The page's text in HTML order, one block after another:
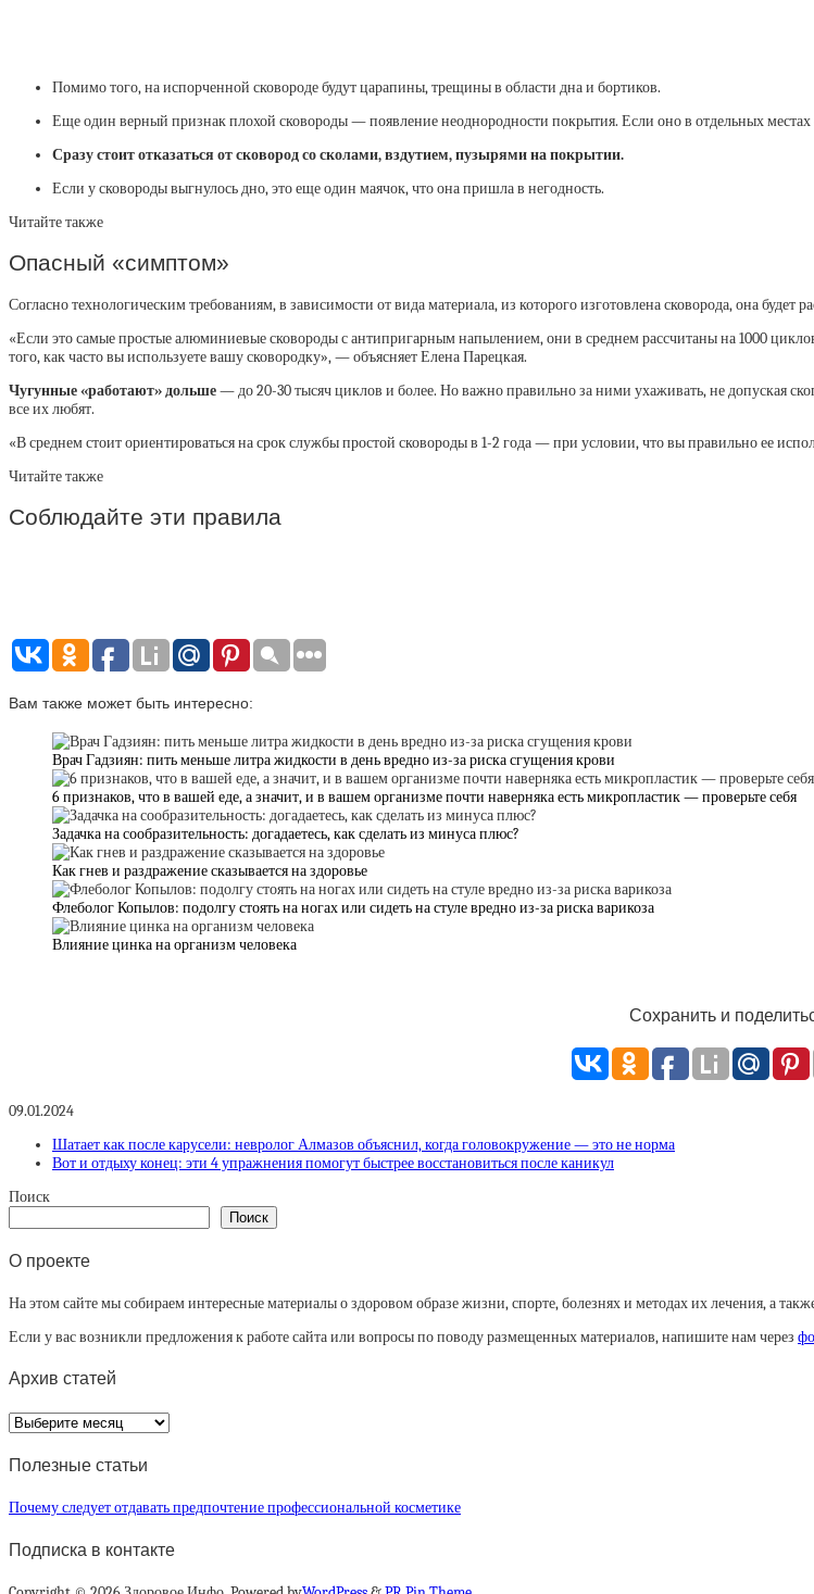
Помимо того, на испорченной сковороде будут царапины, трещины в области дна и бортиков.
Еще один верный признак плохой сковороды — появление неоднородности покрытия. Если оно в отдельных
Сразу стоит отказаться от сковород со сколами, вздутием, пузырями на покрытии.
Если у сковороды выгнулось дно, это еще один маячок, что она пришла в негодность.
Читайте также
Опасный «симптом»
Согласно технологическим требованиям, в зависимости от вида материала, из которого изготовлена сковорода, она
«Если это самые простые алюминиевые сковороды с антипригарным напылением, они в среднем рассчитаны на 1000
того, как часто вы используете вашу сковородку», — объясняет Елена Парецкая.
Чугунные «работают» дольше— до 20-30 тысяч циклов и более. Но важно правильно за ними ухаживать, не допуская
все их любят.
«В среднем стоит ориентироваться на срок службы простой сковороды в 1-2 года — при условии, что вы правильно ее
Читайте также
Соблюдайте эти правила
Вам также может быть интересно:
Врач Гадзиян: пить меньше литра жидкости в день вредно из-за риска сгущения крови
6 признаков, что в вашей еде, а значит, и в вашем организме почти наверняка есть микропластик — проверьте себя
Задачка на сообразительность: догадаетесь, как сделать из минуса плюс?
Как гнев и раздражение сказывается на здоровье
Флеболог Копылов: подолгу стоять на ногах или сидеть на стуле вредно из-за риска варикоза
Влияние цинка на организм человека
Сохранить и
09.01.2024
Шатает как после карусели: невролог Алмазов объяснил, когда головокружение — это не норма
Вот и отдыху конец: эти 4 упражнения помогут быстрее восстановиться после каникул
Поиск
Поиск
О проекте
На этом сайте мы собираем интересные материалы о здоровом образе жизни, спорте, болезнях и методах их лечения, а
Если у вас возникли предложения к работе сайта или вопросы по поводу размещенных материалов, напишите нам через
Архив статей
Архив
статей
Полезные статьи
Почему следует отдавать предпочтение профессиональной косметике
Подписка в контакте